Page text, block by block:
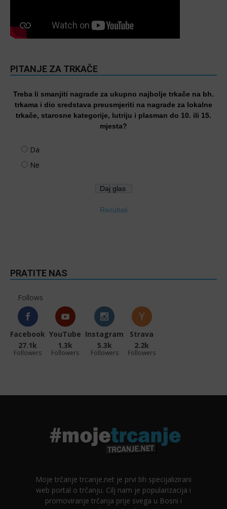
PITANJE ZA TRKAČE
Treba li smanjiti nagrade za ukupno najbolje trkače na bh.
trkama i dio sredstava preusmjeriti na nagrade za lokalne
trkače, starosne kategorije, lutriju i plasman do 10. ili 15.
mjesta?
Da
Ne
Rezultati
PRATITE NAS
Follows
Facebook
27.1k
Followers
YouTube
1.3k
Followers
Instagram
5.3k
Followers
Strava
2.2k
Followers
Moje trčanje trcanje.net je prvi bh specijalizirani
web portal o trčanju. Cilj nam je popularizacija i
promoviranje trčanja prije svega u Bosni i